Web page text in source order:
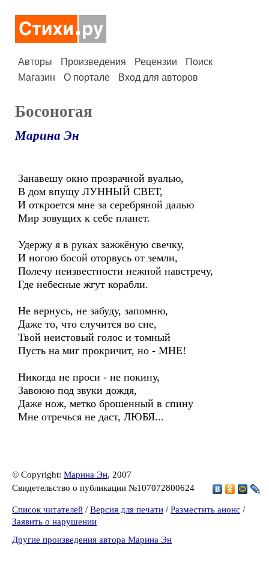
Авторы Произведения Рецензии
Поиск
Магазин
О портале Вход для авторов
Босоногая
Марина Эн
Занавешу окно прозрачной вуалью,
В дом впущу ЛУННЫЙ СВЕТ,
И откроется мне за серебряной далью
Мир зовущих к себе планет.
Удержу я в руках зажжёную свечку,
И ногою босой оторвусь от земли,
Полечу неизвестности нежной навстречу,
Где небесные жгут корабли.
Не вернусь, не забуду, запомню,
Даже то, что случится во сне,
Твой неистовый голос и томный
Пусть на миг прокричит, но - МНЕ!
Никогда не проси - не покину,
Завоюю под звуки дождя,
Даже нож, метко брошенный в спину
Мне отречься не даст, ЛЮБЯ...
© Copyright: Марина Эн, 2007
Свидетельство о публикации №107072800624
Список читателей / Версия для печати / Разместить анонс /
Заявить о нарушении
Другие произведения автора Марина Эн